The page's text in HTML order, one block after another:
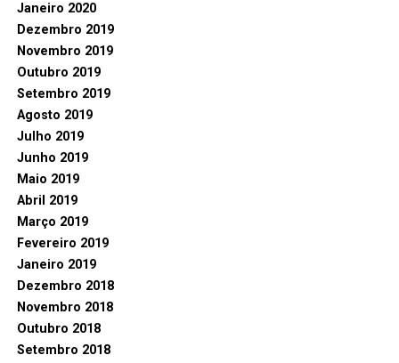
Janeiro 2020
Dezembro 2019
Novembro 2019
Outubro 2019
Setembro 2019
Agosto 2019
Julho 2019
Junho 2019
Maio 2019
Abril 2019
Março 2019
Fevereiro 2019
Janeiro 2019
Dezembro 2018
Novembro 2018
Outubro 2018
Setembro 2018